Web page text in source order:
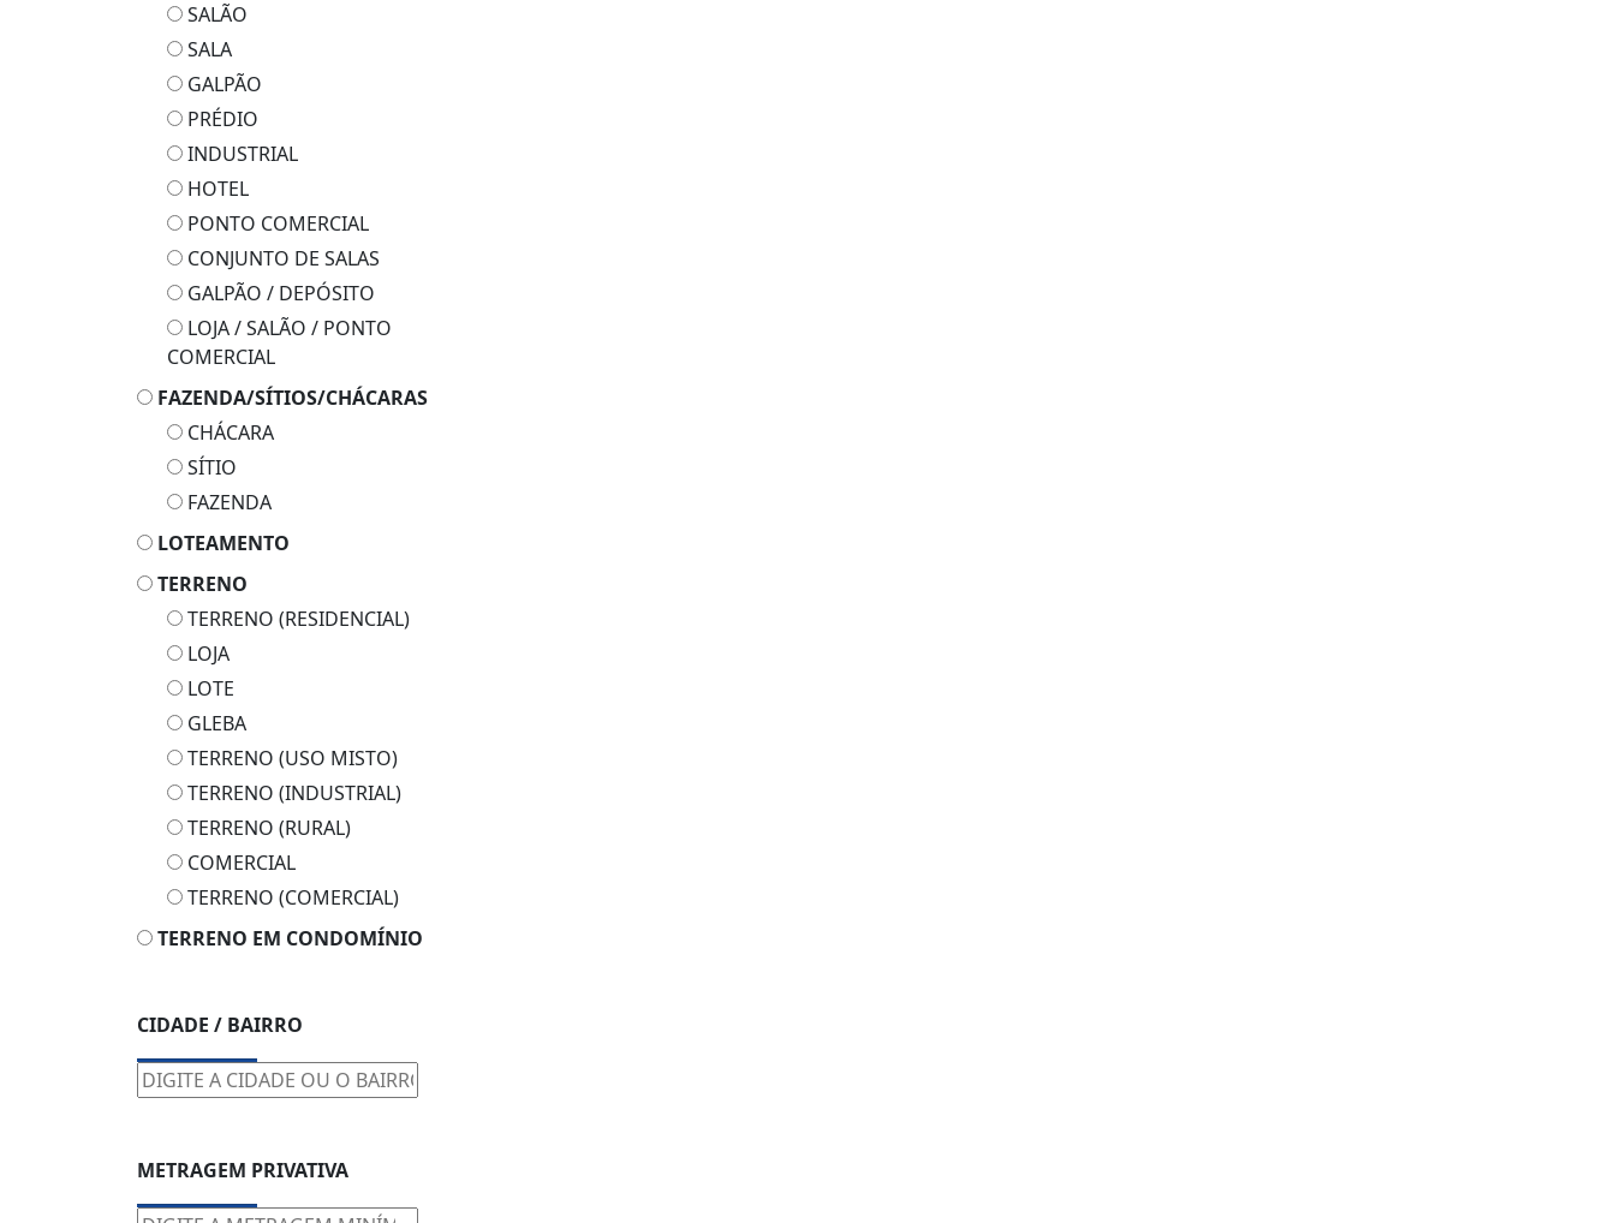
SALÃO
SALA
GALPÃO
PRÉDIO
INDUSTRIAL
HOTEL
PONTO COMERCIAL
CONJUNTO DE SALAS
GALPÃO / DEPÓSITO
LOJA / SALÃO / PONTO
COMERCIAL
FAZENDA/SÍTIOS/CHÁCARAS
CHÁCARA
SÍTIO
FAZENDA
LOTEAMENTO
TERRENO
TERRENO (RESIDENCIAL)
LOJA
LOTE
GLEBA
TERRENO (USO MISTO)
TERRENO (INDUSTRIAL)
TERRENO (RURAL)
COMERCIAL
TERRENO (COMERCIAL)
TERRENO EM CONDOMÍNIO
CIDADE / BAIRRO
METRAGEM PRIVATIVA